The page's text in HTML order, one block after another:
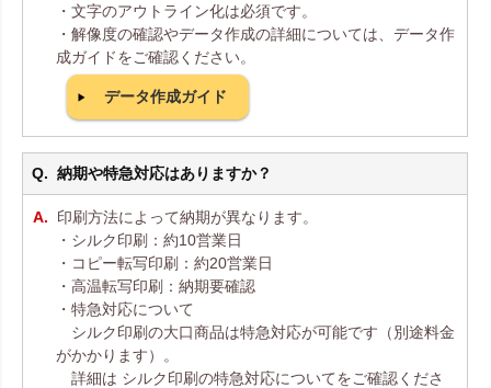
・文字のアウトライン化は必須です。
・解像度の確認やデータ作成の詳細については、データ作
成ガイドをご確認ください。
データ作成ガイド
納期や特急対応はありますか？
印刷方法によって納期が異なります。
・シルク印刷：約10営業日
・コピー転写印刷：約20営業日
・高温転写印刷：納期要確認
・特急対応について
シルク印刷の大口商品は特急対応が可能です（別途料金
がかかります）。
詳細は シルク印刷の特急対応についてをご確認くださ